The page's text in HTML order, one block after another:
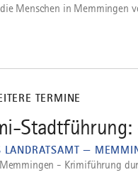
Menschen in Memmingen
TERMINE
LANDRATSAMT —
- Krimiführung